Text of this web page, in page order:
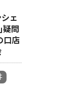
ェ
疑問
口店